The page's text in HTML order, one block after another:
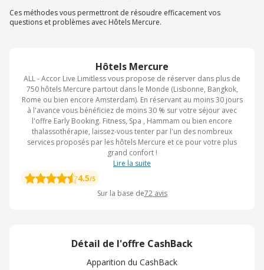
Hôtels Mercure
ALL - Accor Live Limitless vous propose de réserver dans plus de
750 hôtels Mercure partout dans le Monde (Lisbonne, Bangkok,
Rome ou bien encore Amsterdam). En réservant au moins 30 jours
à l'avance vous bénéficiez de moins 30 % sur votre séjour avec
l'offre Early Booking. Fitness, Spa , Hammam ou bien encore
thalassothérapie, laissez-vous tenter par l'un des nombreux
services proposés par les hôtels Mercure et ce pour votre plus
grand confort !
Lire la suite
4.5/5
Sur la base de72 avis
Détail de l'offre CashBack
Apparition du CashBack
Ces méthodes vous permettront de résoudre efficacement vos
questions et problèmes avec Hôtels Mercure.